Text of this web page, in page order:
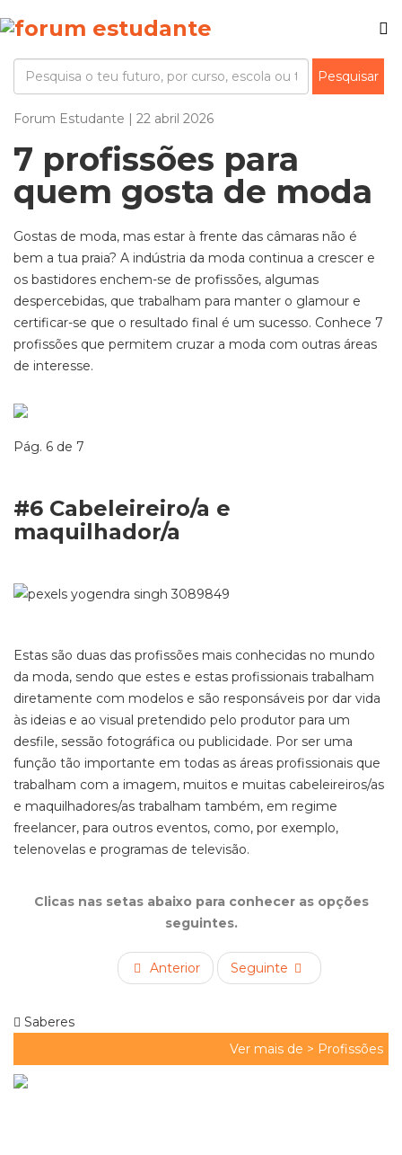
Forum Estudante | 22 abril 2026
7 profissões para
quem gosta de moda
Gostas de moda, mas estar à frente das câmaras não é
bem a tua praia? A indústria da moda continua a crescer e
os bastidores enchem-se de profissões, algumas
despercebidas, que trabalham para manter o glamour e
certificar-se que o resultado final é um sucesso. Conhece 7
profissões que permitem cruzar a moda com outras áreas
de interesse.
Pág. 6 de 7
#6 Cabeleireiro/a e
maquilhador/a
Estas são duas das profissões mais conhecidas no mundo
da moda, sendo que estes e estas profissionais trabalham
diretamente com modelos e são responsáveis por dar vida
às ideias e ao visual pretendido pelo produtor para um
desfile, sessão fotográfica ou publicidade. Por ser uma
função tão importante em todas as áreas profissionais que
trabalham com a imagem, muitos e muitas cabeleireiros/as
e maquilhadores/as trabalham também, em regime
freelancer, para outros eventos, como, por exemplo,
telenovelas e programas de televisão.
Clicas nas setas abaixo para conhecer as opções
seguintes.
Anterior Seguinte
Saberes
Ver mais de > Profissões